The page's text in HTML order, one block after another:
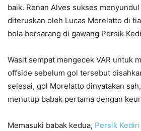
baik. Renan Alves sukses
diteruskan oleh Lucas Morelatto di
bola bersarang di gawang Persik
Wasit sempat mengecek VAR untuk
offside sebelum gol tersebut
selesai, gol Morelatto dinyatakan
menutup babak pertama dengan
Memasuki babak kedua, Persik Kediri